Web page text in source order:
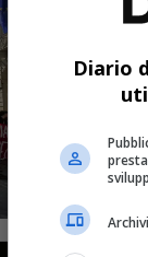
CRONACA
Diario